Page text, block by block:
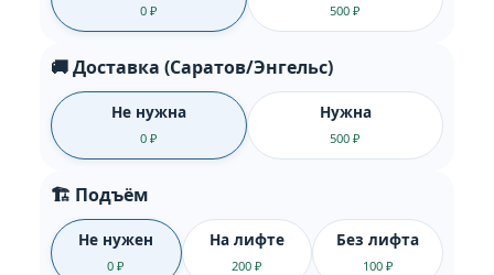
0 ₽ 500 ₽
🚚 Доставка (Саратов/Энгельс)
Не нужна
0 ₽
Нужна
500 ₽
🏗️ Подъём
Не нужен
0 ₽
На лифте
200 ₽
Без лифта
100 ₽